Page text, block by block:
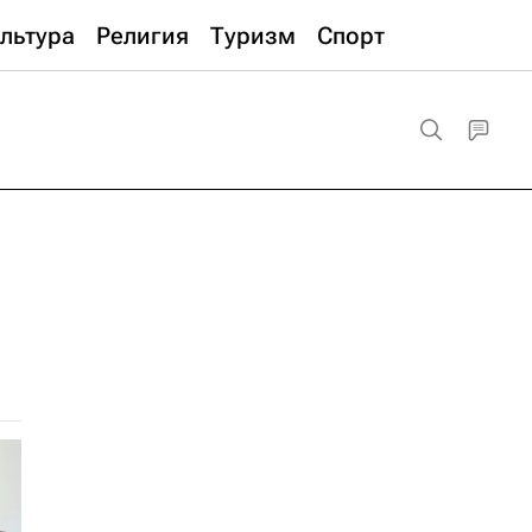
Религия Туризм Спорт